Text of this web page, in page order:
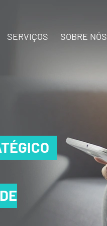
SERVIÇOS SOBRE NÓS